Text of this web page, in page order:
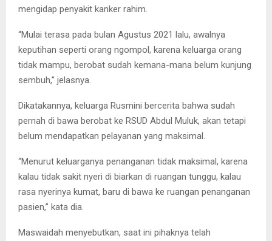
mengidap penyakit kanker rahim.
“Mulai terasa pada bulan Agustus 2021 lalu, awalnya
keputihan seperti orang ngompol, karena keluarga orang
tidak mampu, berobat sudah kemana-mana belum kunjung
sembuh,” jelasnya.
Dikatakannya, keluarga Rusmini bercerita bahwa sudah
pernah di bawa berobat ke RSUD Abdul Muluk, akan tetapi
belum mendapatkan pelayanan yang maksimal.
“Menurut keluarganya penanganan tidak maksimal, karena
kalau tidak sakit nyeri di biarkan di ruangan tunggu, kalau
rasa nyerinya kumat, baru di bawa ke ruangan penanganan
pasien,” kata dia.
Maswaidah menyebutkan, saat ini pihaknya telah